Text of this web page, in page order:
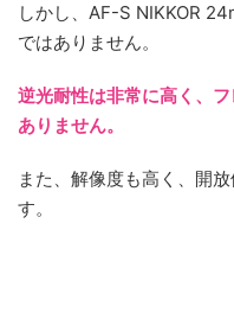
しかし、AF-S NIKKOR
ではありません。
逆光耐性は非常に高く、
ありません。
また、解像度も高く、開
す。